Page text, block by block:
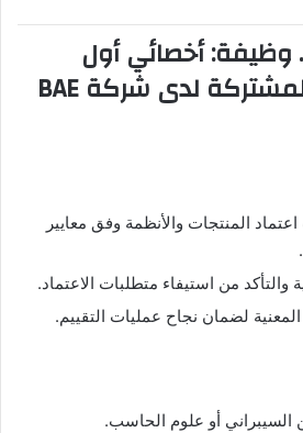
رقم الوظائف 15. وظيفة: أخصائي أول
اعتماد المعايير المشتركة لدى شركة BAE
المنتجات والأنظمة وفق معايير
والتأكد من استيفاء متطلبات الاعتماد.
لضمان نجاح عمليات التقييم.
السيبراني أو علوم الحاسب.